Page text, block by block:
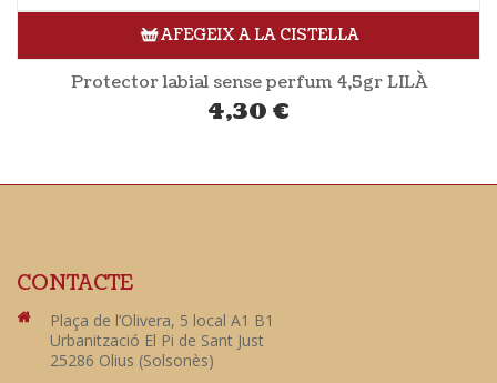
AFEGEIX A LA CISTELLA
Protector labial sense perfum 4,5gr LILÀ
4,30 €
CONTACTE
Plaça de l’Olivera, 5 local A1 B1
Urbanització El Pi de Sant Just
25286 Olius (Solsonès)